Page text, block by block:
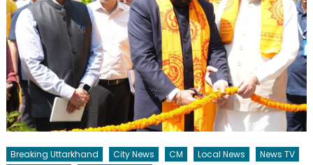
Breaking Uttarkhand City News CM Local News
News TV